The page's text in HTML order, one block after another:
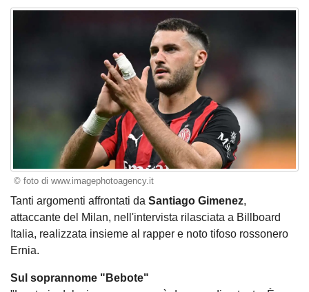
© foto di www.imagephotoagency.it
Tanti argomenti affrontati da Santiago Gimenez,
attaccante del Milan, nell'intervista rilasciata a Billboard
Italia, realizzata insieme al rapper e noto tifoso rossonero
Ernia.
Sul soprannome "Bebote"